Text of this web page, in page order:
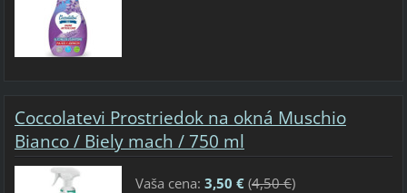
Coccolatevi Prostriedok na okná Muschio
Bianco / Biely mach / 750 ml
Vaša cena: 3,50 €(4,50 €)